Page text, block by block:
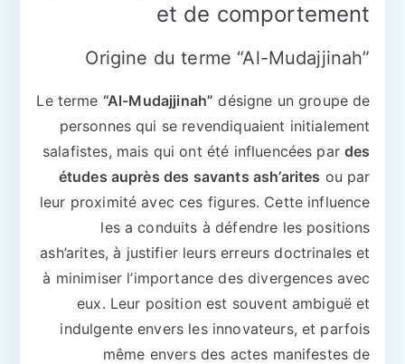
et de comportement
Origine du terme “Al-Mudajjinah”
Le terme “Al-Mudajjinah” désigne un groupe de
personnes qui se revendiquaient initialement
salafistes, mais qui ont été influencées pardes
études auprès des savants ash’arites ou par
leur proximité avec ces figures. Cette influence
les a conduits à défendre les positions
ash’arites, à justifier leurs erreurs doctrinales et
à minimiser l’importance des divergences avec
eux. Leur position est souvent ambiguë et
indulgente envers les innovateurs, et parfois
même envers des actes manifestes de